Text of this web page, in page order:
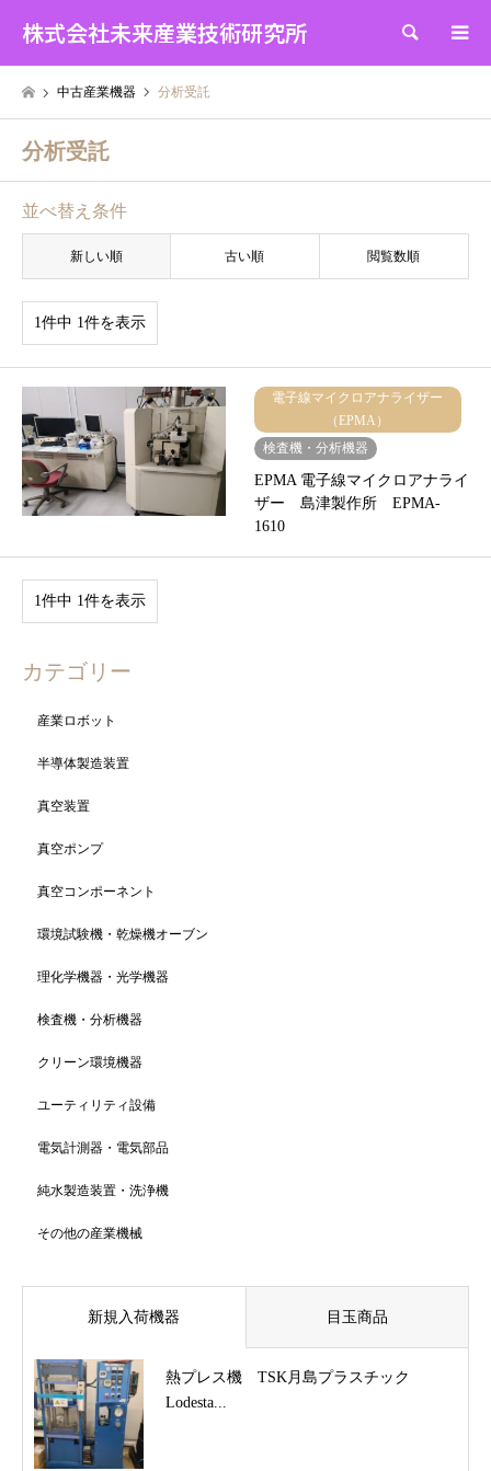
株式会社未来産業技術研究所 検索
中古産業機器 分析受託
分析受託
並べ替え条件
新しい順 古い順 閲覧数順
1件中 1件を表示
電子線マイクロアナライザー
（EPMA）
検査機・分析機器
EPMA 電子線マイクロアナライ
ザー 島津製作所 EPMA-
1610
1件中 1件を表示
カテゴリー
産業ロボット
半導体製造装置
真空装置
真空ポンプ
真空コンポーネント
環境試験機・乾燥機オーブン
理化学機器・光学機器
検査機・分析機器
クリーン環境機器
ユーティリティ設備
電気計測器・電気部品
純水製造装置・洗浄機
その他の産業機械
新規入荷機器 目玉商品
熱プレス機 TSK月島プラスチック
Lodesta...